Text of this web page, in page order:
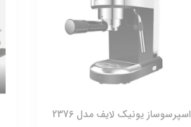
اسپرسوساز یونیک لایف مدل 2376